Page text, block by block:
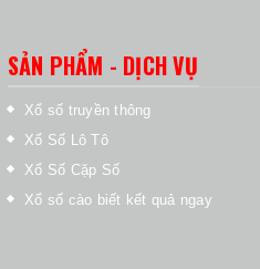
SẢN PHẨM - DỊCH VỤ
Xổ số truyền thông
Xổ Số Lô Tô
Xổ Số Cặp Số
Xổ số cào biết kết quả ngay